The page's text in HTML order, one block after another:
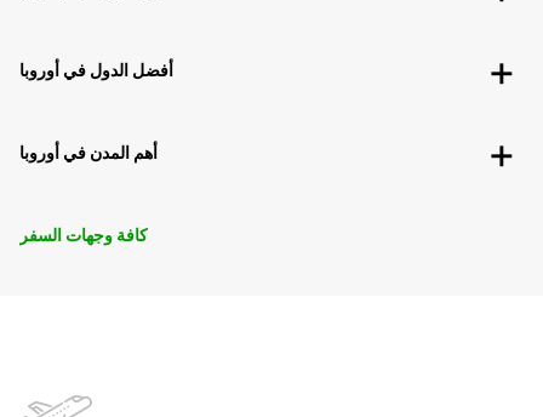
أفضل الدول في أوروبا
أهم المدن في أوروبا
كافة وجهات السفر